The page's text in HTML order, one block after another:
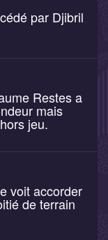
par Djibril
Restes a
mais
jeu.
voit accorder
de terrain